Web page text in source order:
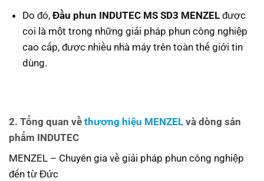
Do đó, Đầu phun INDUTEC MS SD3 MENZELđược
coi là một trong những giải pháp phun công nghiệp
cao cấp, được nhiều nhà máy trên toàn thế giới tin
dùng.
2. Tổng quan về thương hiệu MENZEL và dòng sản
phẩm INDUTEC
MENZEL – Chuyên gia về giải pháp phun công nghiệp
đến từ Đức